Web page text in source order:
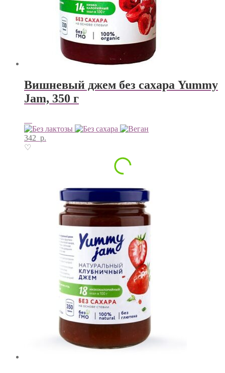
Вишневый джем без сахара Yummy
Jam, 350 г
342 р.
♡